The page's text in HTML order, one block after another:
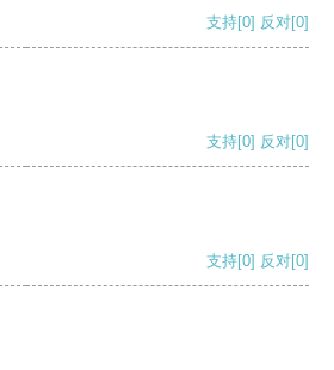
支持[0] 反对[0]
支持[0] 反对[0]
支持[0] 反对[0]